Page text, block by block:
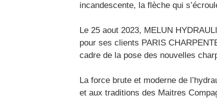
incandescente, la flèche qui
Le 25 aout 2023, MELUN
pour ses clients PARIS
cadre de la pose des nouvelles
La force brute et moderne de
et aux traditions des Maitres